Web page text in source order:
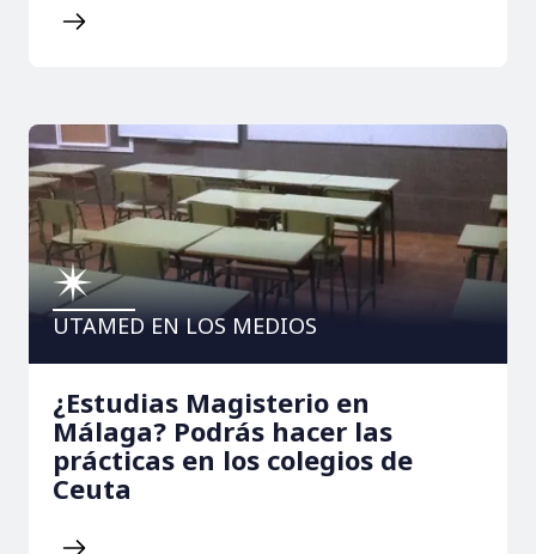
UTAMED EN LOS MEDIOS
¿Estudias Magisterio en
Málaga? Podrás hacer las
prácticas en los colegios de
Ceuta